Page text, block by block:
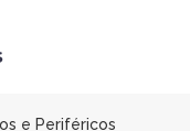
e Periféricos